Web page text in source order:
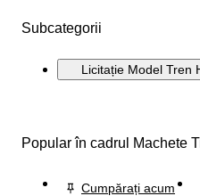
Subcategorii
Licitație Model Tren
Popular în cadrul Machete
Cumpărați acum